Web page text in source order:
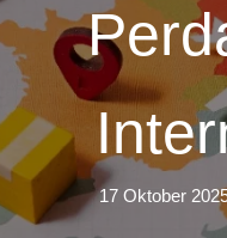
17 Oktober